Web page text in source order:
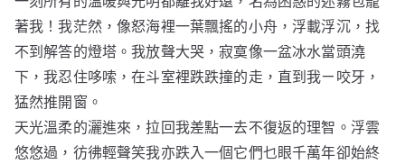
著我！我茫然，像怒海裡一葉飄搖的小舟，浮載浮沉，找
不到解答的燈塔。我放聲大哭，寂寞像一盆冰水當頭澆
下，我忍住哆嗦，在斗室裡跌跌撞的走，直到我ㄧ咬牙，
猛然推開窗。
天光溫柔的灑進來，拉回我差點一去不復返的理智。浮雲
悠悠過，彷彿輕聲笑我亦跌入一個它們乜眼千萬年卻始終